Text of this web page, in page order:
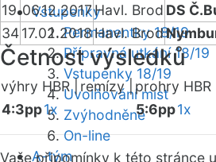
Vstupenky
Permanentky 18/19
Přípravná utkání 18/19
Vstupenky 18/19
Uvolňování míst
Zvýhodněné
On-line
A-tým
19 06.12.2017Havl. Brod DS
3417.02.2018Havl. Brod
Četnost výsledků
výhry HBR | remízy | prohry HBR
4:3pp1x 5:6pp1x
Vaše připomínky k této stránce